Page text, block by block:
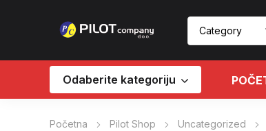
Odaberite kategoriju
Početna Pilot Shop Uncategorized